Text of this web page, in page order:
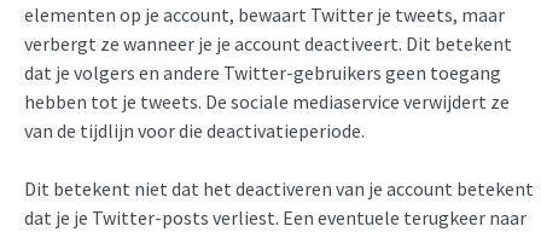
elementen op je account, bewaart Twitter je tweets, maar
verbergt ze wanneer je je account deactiveert. Dit betekent
dat je volgers en andere Twitter-gebruikers geen toegang
hebben tot je tweets. De sociale mediaservice verwijdert ze
van de tijdlijn voor die deactivatieperiode.
Dit betekent niet dat het deactiveren van je account betekent
dat je je Twitter-posts verliest. Een eventuele terugkeer naar